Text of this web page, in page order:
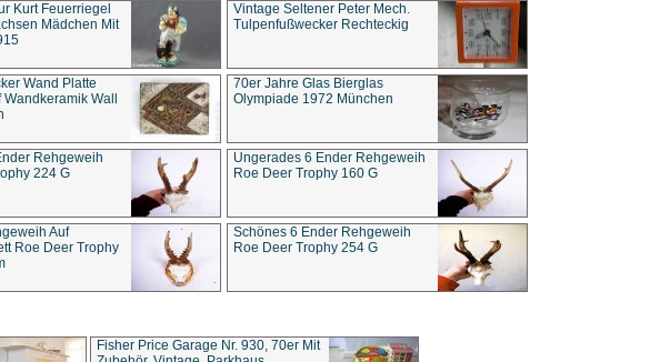
Kurt Feuerriegel
Mädchen Mit
Vintage Seltener Peter Mech.
Tulpenfußwecker Rechteckig
Wand Platte
Wall
70er Jahre Glas Bierglas
Olympiade 1972 München
Rehgeweih
224 G
Ungerades 6 Ender Rehgeweih
Roe Deer Trophy 160 G
Auf
Roe Deer Trophy
Schönes 6 Ender Rehgeweih
Roe Deer Trophy 254 G
Fisher Price Garage Nr. 930, 70er Mit